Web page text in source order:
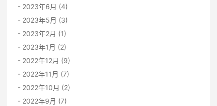
2023年6月 (4)
2023年5月 (3)
2023年2月 (1)
2023年1月 (2)
2022年12月 (9)
2022年11月 (7)
2022年10月 (2)
2022年9月 (7)